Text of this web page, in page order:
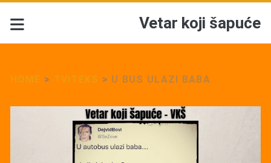
Vetar koji šapuće
> > U BUS ULAZI BABA